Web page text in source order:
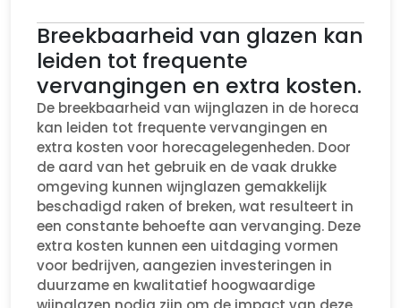
Breekbaarheid van glazen kan
leiden tot frequente
vervangingen en extra kosten.
De breekbaarheid van wijnglazen in de horeca
kan leiden tot frequente vervangingen en
extra kosten voor horecagelegenheden. Door
de aard van het gebruik en de vaak drukke
omgeving kunnen wijnglazen gemakkelijk
beschadigd raken of breken, wat resulteert in
een constante behoefte aan vervanging. Deze
extra kosten kunnen een uitdaging vormen
voor bedrijven, aangezien investeringen in
duurzame en kwalitatief hoogwaardige